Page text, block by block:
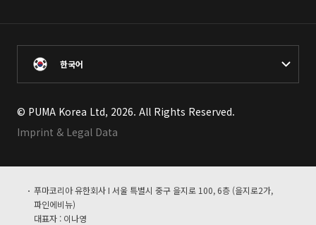
한국어
© PUMA Korea Ltd, 2026. All Rights Reserved.
Imprint & Legal Data
푸마코리아 유한회사 I 서울 특별시 중구 을지로 100, 6층 (을지로2가,
파인에비뉴)
대표자 : 이나영